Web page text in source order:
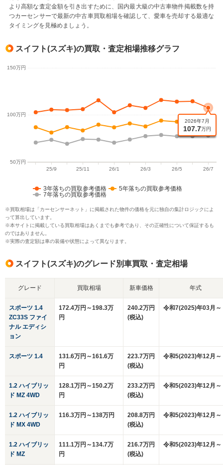
より高額な査定金額を引き出すために、国内最大級の中古車物件掲載数を持
つカーセンサーで最新の中古車買取相場を確認して、愛車を売却する最適な
タイミングを見極めましょう。
スイフト(スズキ)の買取・査定相場推移グラフ
3年落ちの買取参考価格
5年落ちの買取参考価格
7年落ちの買取参考価格
※買取相場は「カーセンサーネット」に掲載された物件の価格を元に独自の集計ロジックによ
って算出しています。
※本サイトに掲載している買取相場はあくまでも参考であり、その正確性について保証するも
のではありません。
※実際の査定額は車の装備や状態によって異なります。
スイフト(スズキ)のグレード別車買取・査定相場
グレード 買取相場 新車価格 年式
スポーツ 1.4
ZC33S ファイ
ナル エディシ
ョン
172.4万円～198.3万
円
240.2万円
(税込)
令和7(2025)年03月～
スポーツ 1.4
131.6万円～161.6万
円
223.7万円
(税込)
令和5(2023)年12月～
1.2 ハイブリッ
ド MZ 4WD
128.1万円～150.2万
円
233.2万円
(税込)
令和5(2023)年12月～
1.2 ハイブリッ
ド MX 4WD
116.3万円～138万円
208.8万円
(税込)
令和5(2023)年12月～
1.2 ハイブリッ
ド MZ
111.1万円～134.7万
円
216.7万円
(税込)
令和5(2023)年12月～